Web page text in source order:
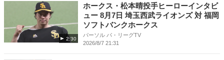
2:30
ホークス・松本晴投手ヒーローインタビ
ュー 8月7日 埼玉西武ライオンズ 対 福岡
ソフトバンクホークス
パーソル パ・リーグTV
2026/8/7 21:31